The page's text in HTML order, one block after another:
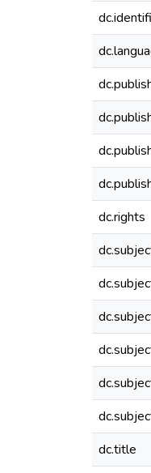
dc.rights
dc.title